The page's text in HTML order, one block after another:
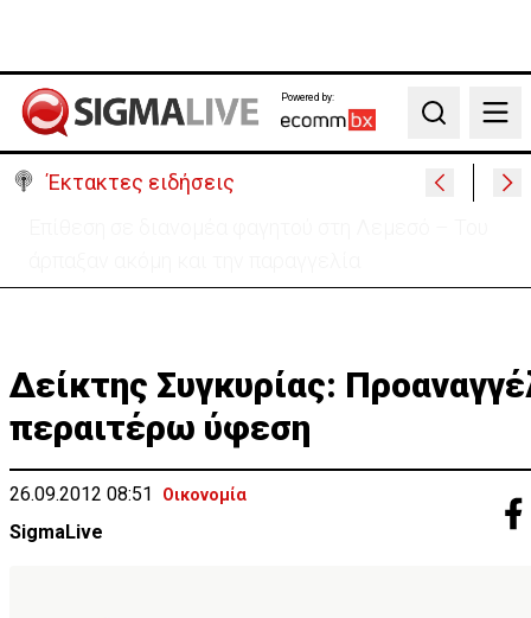
Powered by:
Search
Έκτακτες ειδήσεις
Δείκτης Συγκυρίας:
περαιτέρω ύφεση
26.09.2012 08:51 Οικονομία
SigmaLive